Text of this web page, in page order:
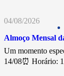
04/08/2026
Almoço Mensal
Um momento
14/08⏰ Horário: